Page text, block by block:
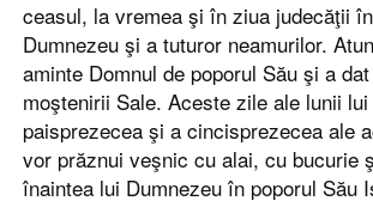
ceasul, la vremea şi în ziua judecăţii
Dumnezeu şi a tuturor neamurilor.
aminte Domnul de poporul Său şi a
moştenirii Sale. Aceste zile ale lunii
paisprezecea şi a cincisprezecea ale
vor prăznui veşnic cu alai, cu bucurie
înaintea lui Dumnezeu în poporul Său